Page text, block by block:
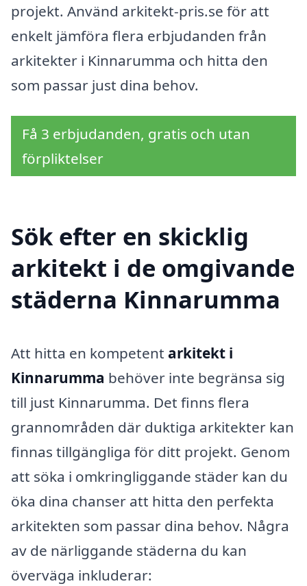
projekt. Använd arkitekt-pris.se för att
enkelt jämföra flera erbjudanden från
arkitekter i Kinnarumma och hitta den
som passar just dina behov.
Få 3 erbjudanden, gratis och utan
förpliktelser
Sök efter en skicklig
arkitekt i de omgivande
städerna Kinnarumma
Att hitta en kompetent arkitekt i
Kinnarumma behöver inte begränsa sig
till just Kinnarumma. Det finns flera
grannområden där duktiga arkitekter kan
finnas tillgängliga för ditt projekt. Genom
att söka i omkringliggande städer kan du
öka dina chanser att hitta den perfekta
arkitekten som passar dina behov. Några
av de närliggande städerna du kan
överväga inkluderar: